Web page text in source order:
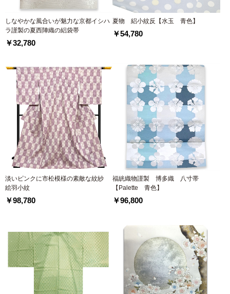
しなやかな風合いが魅力な京都イシハ
ラ謹製の夏西陣織の絽袋帯
￥32,780
夏物 絽小紋反【水玉 青色】
￥54,780
淡いピンクに市松模様の素敵な紋紗
絵羽小紋
￥98,780
福絖織物謹製 博多織 八寸帯
【Palette 青色】
￥96,800